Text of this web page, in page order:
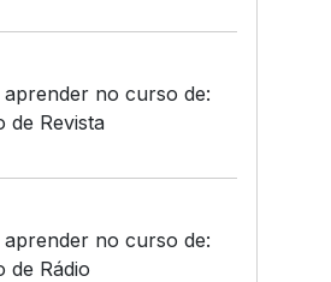
no curso de:
de Revista
no curso de:
de Rádio